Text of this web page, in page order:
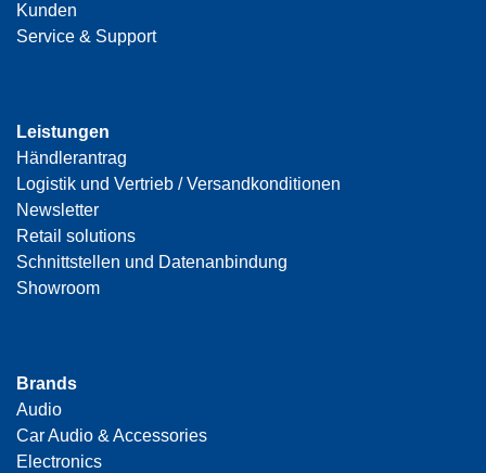
Kunden
Service & Support
Leistungen
Händlerantrag
Logistik und Vertrieb / Versandkonditionen
Newsletter
Retail solutions
Schnittstellen und Datenanbindung
Showroom
Brands
Audio
Car Audio & Accessories
Electronics